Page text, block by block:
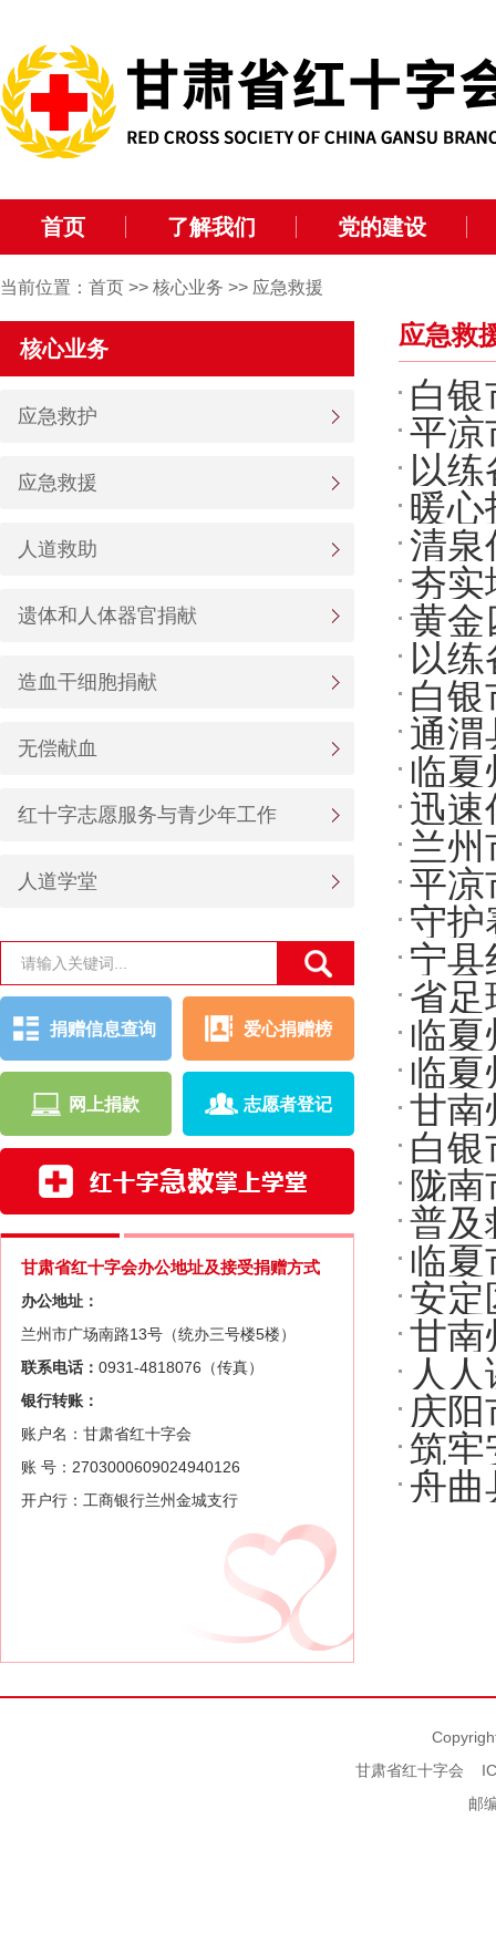
首页 了解我们 党的建设
当前位置： 首页 >> 核心业务 >> 应急救援
核心业务
应急救护
应急救援
人道救助
遗体和人体器官捐献
造血干细胞捐献
无偿献血
红十字志愿服务与青少年工作
人道学堂
捐赠信息查询 爱心捐赠榜
网上捐款 志愿者登记
甘肃省红十字会办公地址及接受捐赠方式
办公地址：
兰州市广场南路13号（统办三号楼5楼）
联系电话： 0931-4818076（传真）
银行转账：
账户名：甘肃省红十字会
账 号：2703000609024940126
开户行：工商银行兰州金城支行
应急救
白银
场
平凉
化建
以
会开
暖
红十
清
急救
夯
关市
黄金
训助
以
字会
白银
实战
通渭
临夏
用
迅
全生
兰
平凉
服务
守
舟救
宁县
省
护航
临夏
夏”
临夏
综合
甘南
灾综
白银
急处
陇
战赛
普
字会
临夏
宣传
安定
甘南
题宣
人
2026
庆阳
日宣
筑
十字
舟曲
甘肃省红十字会
邮